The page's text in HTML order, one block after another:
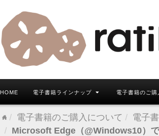
HOME 電子書籍ラインナップ 電子書籍のご購
電子書籍のご購入について 電子
Microsoft Edge（@Windows10）